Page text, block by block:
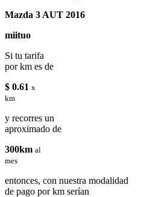
Mazda 3 AUT 2016
miituo
Si tu tarifa
por km es de
$ 0.61 x
km
y recorres un
aproximado de
300km al
mes
entonces, con nuestra modalidad
de pago por km serían